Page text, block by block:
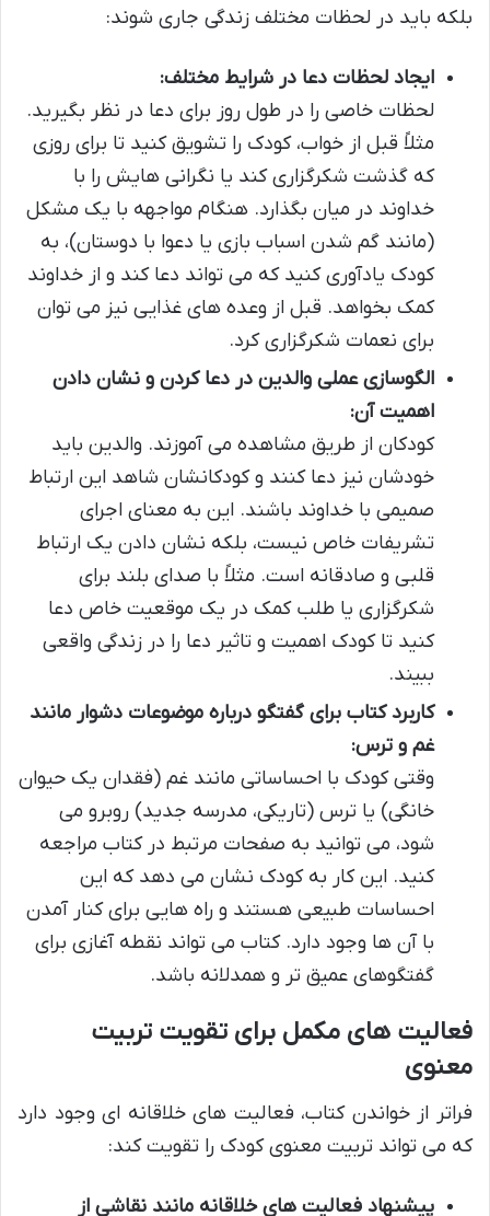
بلکه باید در لحظات مختلف زندگی جاری شوند:
ایجاد لحظات دعا در شرایط مختلف:
لحظات خاصی را در طول روز برای دعا در نظر بگیرید.
مثلاً قبل از خواب، کودک را تشویق کنید تا برای روزی
که گذشت شکرگزاری کند یا نگرانی هایش را با
خداوند در میان بگذارد. هنگام مواجهه با یک مشکل
(مانند گم شدن اسباب بازی یا دعوا با دوستان)، به
کودک یادآوری کنید که می تواند دعا کند و از خداوند
کمک بخواهد. قبل از وعده های غذایی نیز می توان
برای نعمات شکرگزاری کرد.
الگوسازی عملی والدین در دعا کردن و نشان دادن
اهمیت آن:
کودکان از طریق مشاهده می آموزند. والدین باید
خودشان نیز دعا کنند و کودکانشان شاهد این ارتباط
صمیمی با خداوند باشند. این به معنای اجرای
تشریفات خاص نیست، بلکه نشان دادن یک ارتباط
قلبی و صادقانه است. مثلاً با صدای بلند برای
شکرگزاری یا طلب کمک در یک موقعیت خاص دعا
کنید تا کودک اهمیت و تاثیر دعا را در زندگی واقعی
ببیند.
کاربرد کتاب برای گفتگو درباره موضوعات دشوار مانند
غم و ترس:
وقتی کودک با احساساتی مانند غم (فقدان یک حیوان
خانگی) یا ترس (تاریکی، مدرسه جدید) روبرو می
شود، می توانید به صفحات مرتبط در کتاب مراجعه
کنید. این کار به کودک نشان می دهد که این
احساسات طبیعی هستند و راه هایی برای کنار آمدن
با آن ها وجود دارد. کتاب می تواند نقطه آغازی برای
گفتگوهای عمیق تر و همدلانه باشد.
فعالیت های مکمل برای تقویت تربیت
معنوی
فراتر از خواندن کتاب، فعالیت های خلاقانه ای وجود دارد
که می تواند تربیت معنوی کودک را تقویت کند:
پیشنهاد فعالیت های خلاقانه مانند نقاشی از